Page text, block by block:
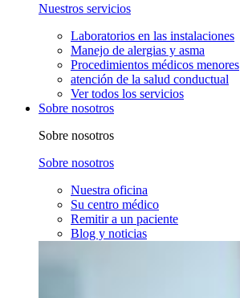
Nuestros servicios
Laboratorios en las instalaciones
Manejo de alergias y asma
Procedimientos médicos menores
atención de la salud conductual
Ver todos los servicios
Sobre nosotros
Sobre nosotros
Sobre nosotros
Nuestra oficina
Su centro médico
Remitir a un paciente
Blog y noticias